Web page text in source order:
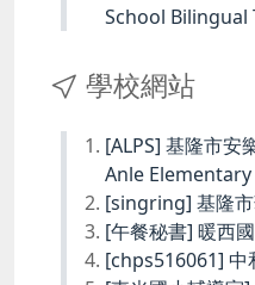
School
學校網站
[ALPS] 基隆市
Anle
[singring] 基隆
[午餐秘書] 暖西
[chps516061] 中